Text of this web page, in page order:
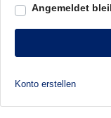
Angemeldet
Konto erstellen